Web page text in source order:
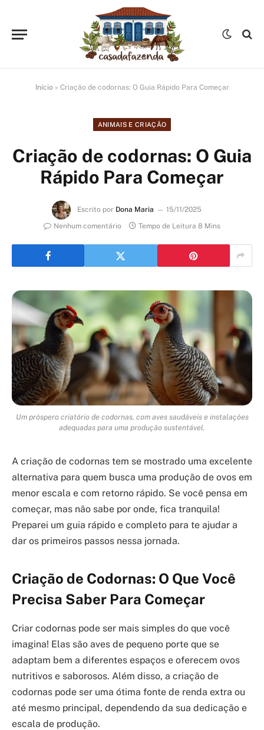
Início » Criação de codornas: O Guia Rápido Para Começar
ANIMAIS E CRIAÇÃO
Criação de codornas: O Guia
Rápido Para Começar
Escrito por Dona Maria
15/11/2025
Nenhum comentário
Tempo de Leitura 8 Mins
Um próspero criatório de codornas, com aves saudáveis e instalações
adequadas para uma produção sustentável.
A criação de codornas tem se mostrado uma excelente
alternativa para quem busca uma produção de ovos em
menor escala e com retorno rápido. Se você pensa em
começar, mas não sabe por onde, fica tranquila!
Preparei um guia rápido e completo para te ajudar a
dar os primeiros passos nessa jornada.
Criação de Codornas: O Que Você
Precisa Saber Para Começar
Criar codornas pode ser mais simples do que você
imagina! Elas são aves de pequeno porte que se
adaptam bem a diferentes espaços e oferecem ovos
nutritivos e saborosos. Além disso, a criação de
codornas pode ser uma ótima fonte de renda extra ou
até mesmo principal, dependendo da sua dedicação e
escala de produção.